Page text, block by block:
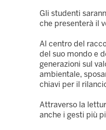
Gli studenti
che presenterà il
Al centro del
del suo mondo e
generazioni sul
ambientale,
chiavi per il
Attraverso la
anche i gesti più